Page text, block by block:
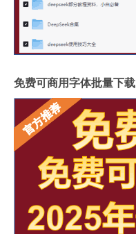
免费可商用字体批量下载